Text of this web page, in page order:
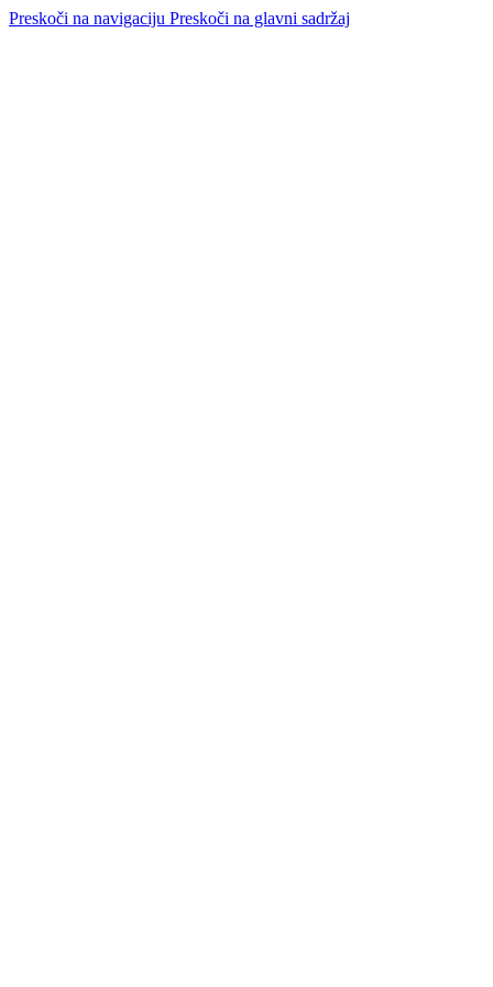
Preskoči na navigaciju Preskoči na glavni sadržaj